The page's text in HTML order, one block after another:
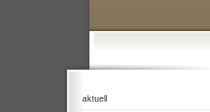
aktuell